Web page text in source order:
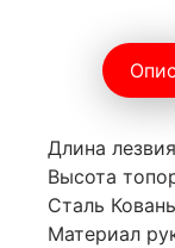
Длина
Высота
Сталь
Материал